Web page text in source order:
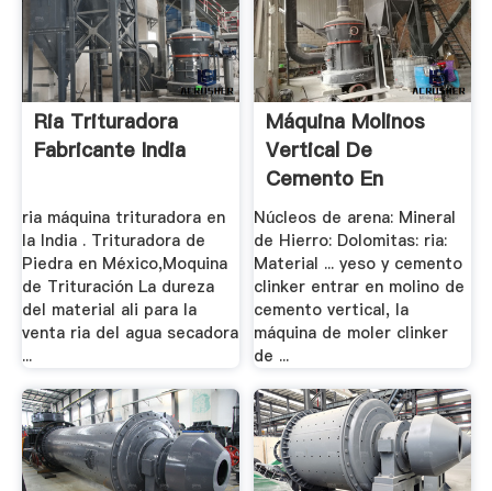
Ria Trituradora
Fabricante India
ria máquina trituradora en
la India . Trituradora de
Piedra en México,Moquina
de Trituración La dureza
del material ali para la
venta ria del agua secadora
...
Máquina Molinos
Vertical De
Cemento En
Ecuador .
Núcleos de arena: Mineral
de Hierro: Dolomitas: ria:
Material ... yeso y cemento
clinker entrar en molino de
cemento vertical, la
máquina de moler clinker
de ...